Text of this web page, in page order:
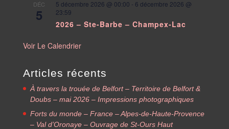
DÉC
5
5 décembre 2026 @ 00:00 - 6 décembre 2026 @
23:59
2026 – Ste-Barbe – Champex-Lac
Voir Le Calendrier
Articles récents
À travers la trouée de Belfort – Territoire de Belfort &
Doubs – mai 2026 – Impressions photographiques
Forts du monde – France – Alpes-de-Haute-Provence
– Val d’Oronaye – Ouvrage de St-Ours Haut